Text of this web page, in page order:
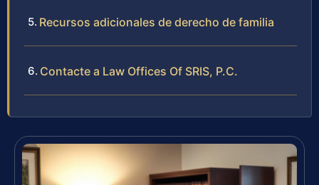
Recursos adicionales de derecho de familia
Contacte a Law Offices Of SRIS, P.C.